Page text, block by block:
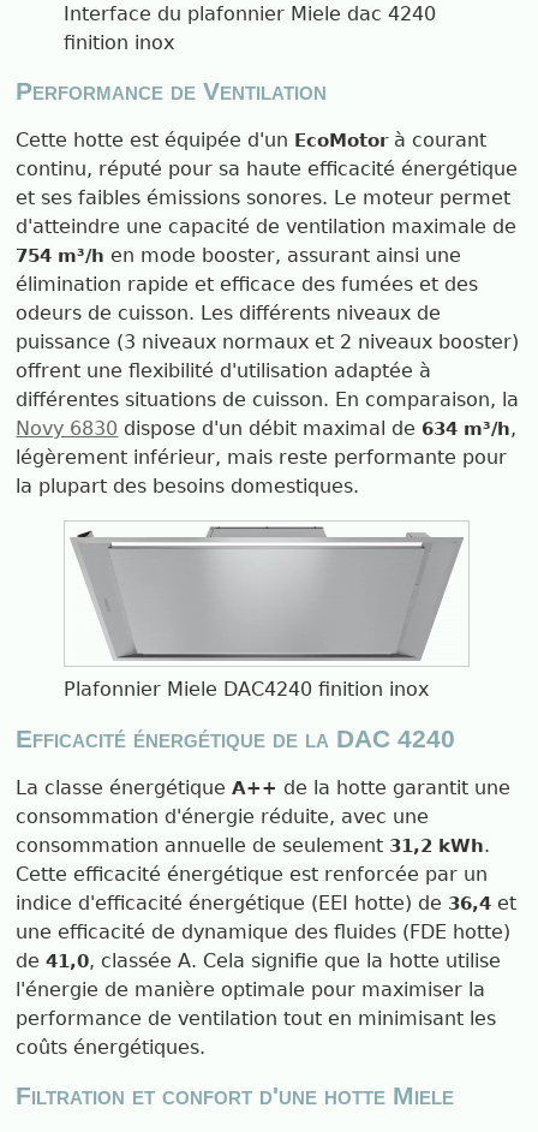
Interface du plafonnier Miele dac 4240
finition inox
Performance de Ventilation
Cette hotte est équipée d'un EcoMotorà courant
continu, réputé pour sa haute efficacité énergétique
et ses faibles émissions sonores. Le moteur permet
d'atteindre une capacité de ventilation maximale de
754 m³/h en mode booster, assurant ainsi une
élimination rapide et efficace des fumées et des
odeurs de cuisson. Les différents niveaux de
puissance (3 niveaux normaux et 2 niveaux booster)
offrent une flexibilité d'utilisation adaptée à
différentes situations de cuisson. En comparaison, la
Novy 6830 dispose d'un débit maximal de 634 m³/h,
légèrement inférieur, mais reste performante pour
la plupart des besoins domestiques.
Plafonnier Miele DAC4240 finition inox
Efficacité énergétique de la DAC 4240
La classe énergétiqueA++ de la hotte garantit une
consommation d'énergie réduite, avec une
consommation annuelle de seulement 31,2 kWh.
Cette efficacité énergétique est renforcée par un
indice d'efficacité énergétique (EEI hotte) de 36,4 et
une efficacité de dynamique des fluides (FDE hotte)
de41,0, classée A. Cela signifie que la hotte utilise
l'énergie de manière optimale pour maximiser la
performance de ventilation tout en minimisant les
coûts énergétiques.
Filtration et confort d'une hotte Miele